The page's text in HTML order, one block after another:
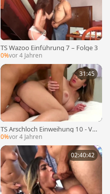
TS Wazoo Einführung 7 – Folge 3
0%vor 4 Jahren
31:45
TS Arschloch Einweihung 10 - Vid
eo 1
0%vor 4 Jahren
02:40:42